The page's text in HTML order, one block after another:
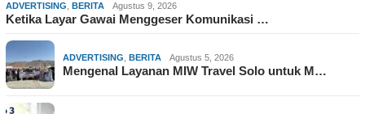
ADVERTISING, BERITA Agustus 9, 2026
Ketika Layar Gawai Menggeser Komunikasi …
ADVERTISING, BERITA Agustus 5, 2026
Mengenal Layanan MIW Travel Solo untuk M…